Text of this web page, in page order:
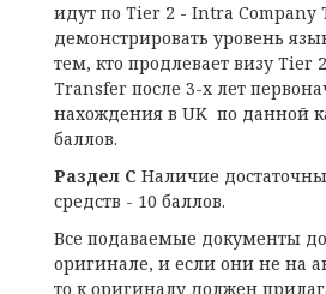
идут по Tier 2 - Intra Company
демонстрировать уровень
тем, кто продлевает визу Tier
Transfer после 3-х лет
нахождения в UK по данной
баллов.
Раздел С Наличие
средств - 10 баллов.
Все подаваемые документы
оригинале, и если они не на
то к оригиналу должен